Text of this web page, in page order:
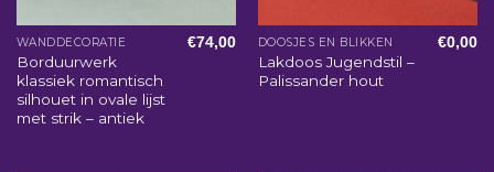
WANDDECORATIE
Borduurwerk
klassiek romantisch
silhouet in ovale lijst
met strik – antiek
€74,00 DOOSJES EN BLIKKEN
Lakdoos Jugendstil –
Palissander hout
€0,00